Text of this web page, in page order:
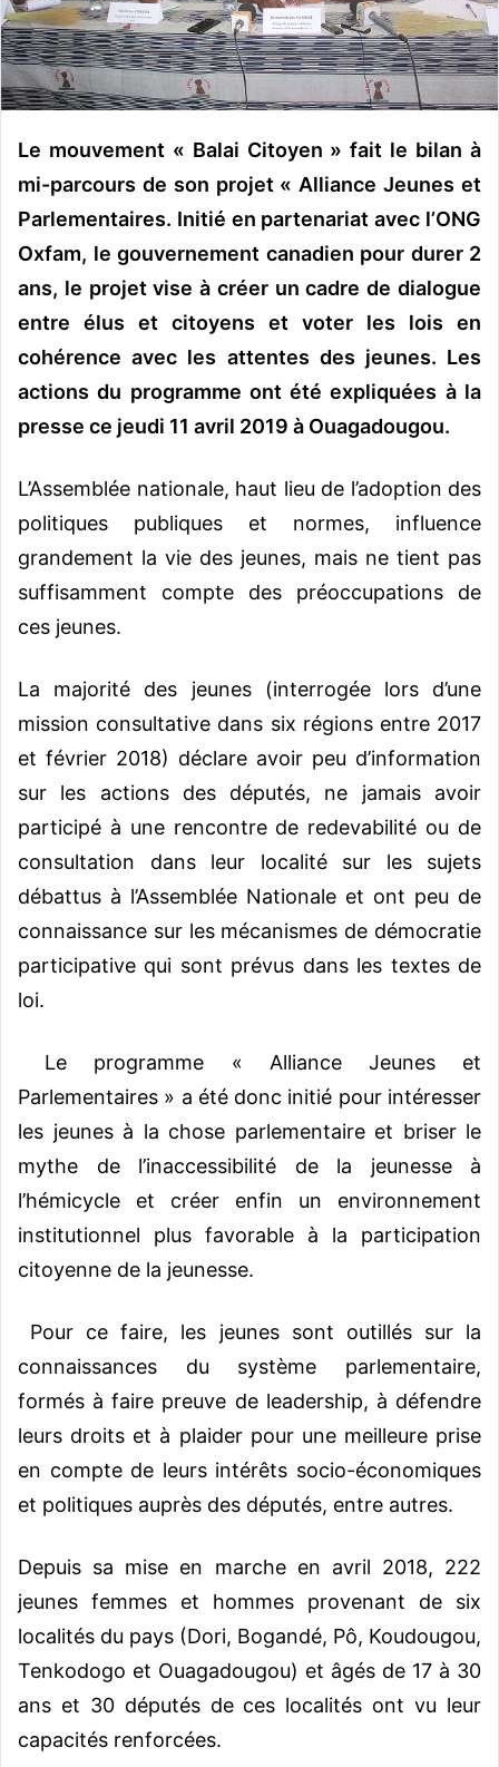
o
u
r
r
e
Le mouvement « Balai Citoyen » fait le bilan à
mi-parcours de son projet « Alliance Jeunes et
Parlementaires. Initié en partenariat avec l’ONG
Oxfam, le gouvernement canadien pour durer 2
ans, le projet vise à créer un cadre de dialogue
entre élus et citoyens et voter les lois en
cohérence avec les attentes des jeunes. Les
actions du programme ont été expliquées à la
presse ce jeudi 11 avril 2019 à Ouagadougou.
L’Assemblée nationale, haut lieu de l’adoption des
politiques publiques et normes, influence
grandement la vie des jeunes, mais ne tient pas
suffisamment compte des préoccupations de
ces jeunes.
La majorité des jeunes (interrogée lors d’une
mission consultative dans six régions entre 2017
et février 2018) déclare avoir peu d’information
sur les actions des députés, ne jamais avoir
participé à une rencontre de redevabilité ou de
consultation dans leur localité sur les sujets
débattus à l’Assemblée Nationale et ont peu de
connaissance sur les mécanismes de démocratie
participative qui sont prévus dans les textes de
loi.
Le programme « Alliance Jeunes et
Parlementaires » a été donc initié pour intéresser
les jeunes à la chose parlementaire et briser le
mythe de l’inaccessibilité de la jeunesse à
l’hémicycle et créer enfin un environnement
institutionnel plus favorable à la participation
citoyenne de la jeunesse.
Pour ce faire, les jeunes sont outillés sur la
connaissances du système parlementaire,
formés à faire preuve de leadership, à défendre
leurs droits et à plaider pour une meilleure prise
en compte de leurs intérêts socio-économiques
et politiques auprès des députés, entre autres.
Depuis sa mise en marche en avril 2018, 222
jeunes femmes et hommes provenant de six
localités du pays (Dori, Bogandé, Pô, Koudougou,
Tenkodogo et Ouagadougou) et âgés de 17 à 30
ans et 30 députés de ces localités ont vu leur
capacités renforcées.